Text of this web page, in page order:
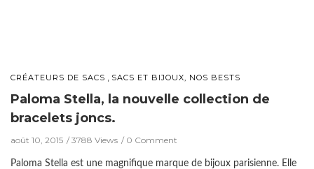
CRÉATEURS DE SACS SACS ET BIJOUX, NOS BESTS
Paloma Stella, la nouvelle collection de
bracelets joncs.
août 10, 2015 3788 Views 0 Comment
Paloma Stella est une magnifique marque de bijoux parisienne. Elle